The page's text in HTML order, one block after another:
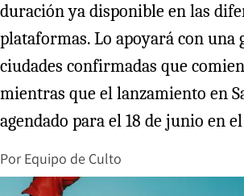
duración ya disponible en las
plataformas. Lo apoyará con una
ciudades confirmadas que
mientras que el lanzamiento en
agendado para el 18 de junio en
Por Equipo de Culto